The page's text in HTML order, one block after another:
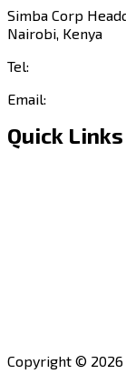
Simba Corp
Nairobi, Kenya
Tel:
Email:
Quick Links
Copyright © 2026